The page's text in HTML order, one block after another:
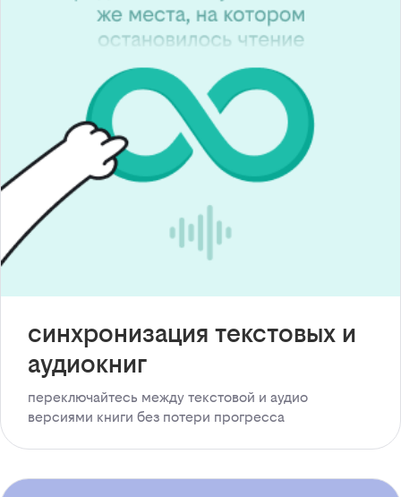
синхронизация текстовых и
аудиокниг
переключайтесь между текстовой и аудио
версиями книги без потери прогресса